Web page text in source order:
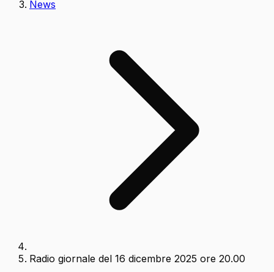
News
Radio giornale del 16 dicembre 2025 ore 20.00